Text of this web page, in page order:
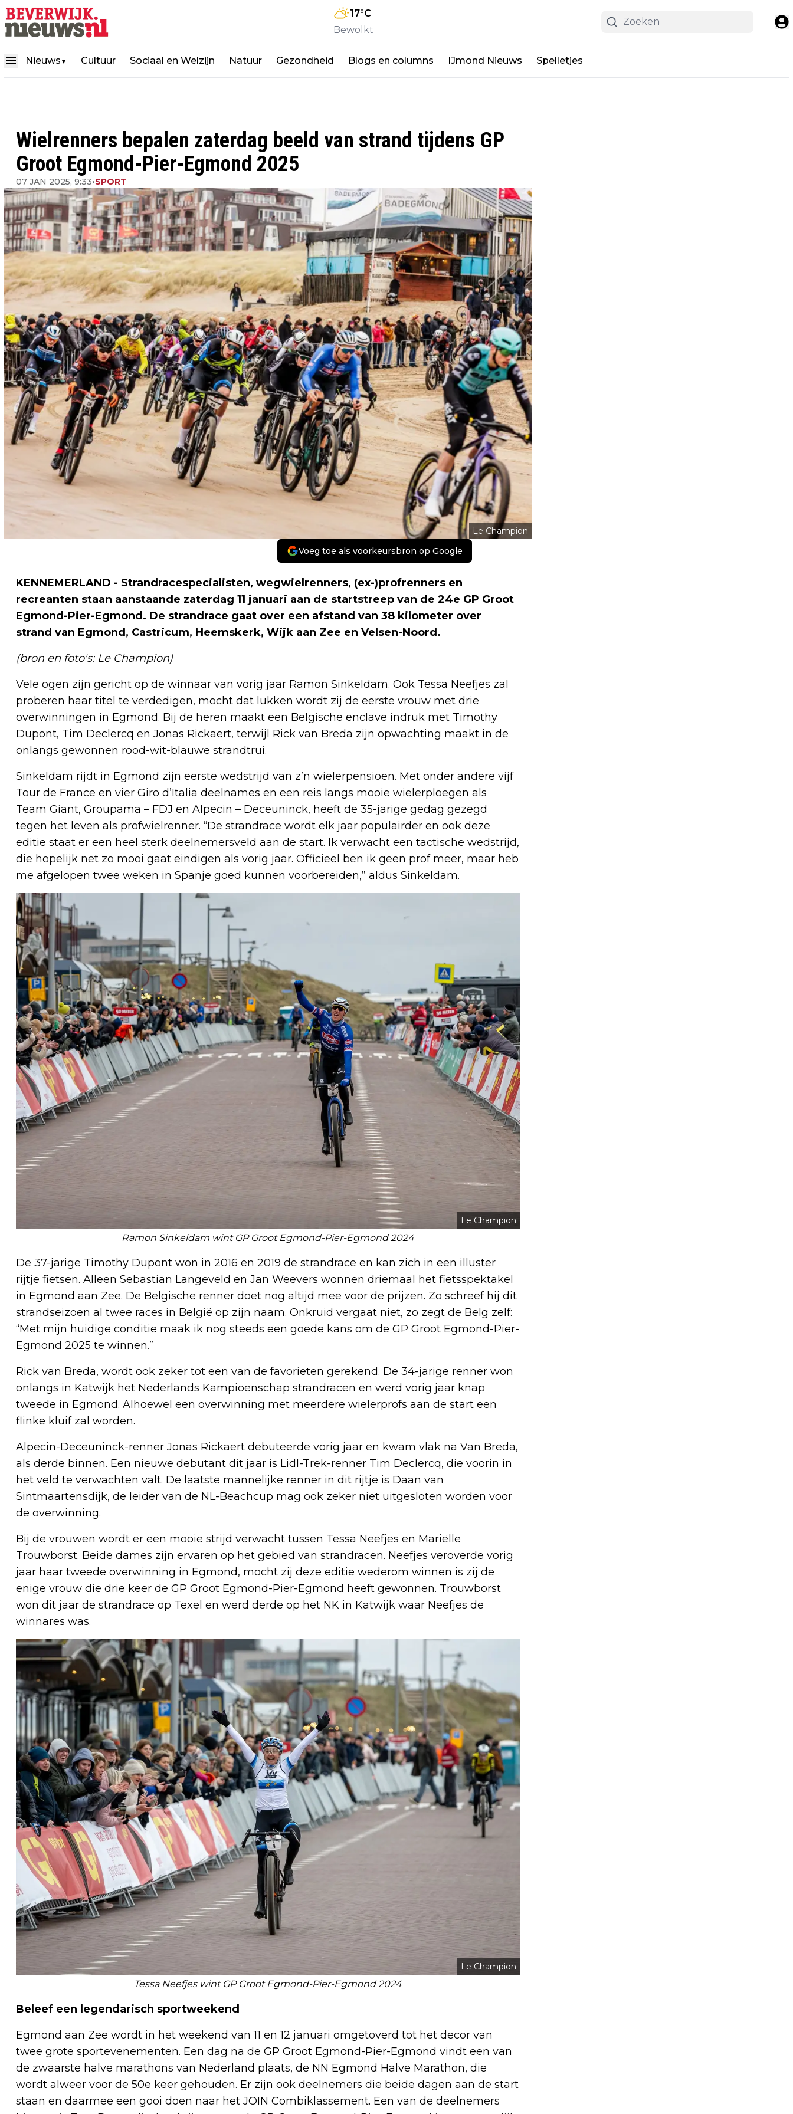
17°C
Bewolkt
Nieuws ▼ Cultuur Sociaal en Welzijn Natuur Gezondheid Blogs en columns IJmond Nieuws Spelletjes
Wielrenners bepalen zaterdag beeld van strand tijdens GP
Groot Egmond-Pier-Egmond 2025
07 JAN 2025, 9:33•SPORT
Le Champion
Voeg toe als voorkeursbron op Google
KENNEMERLAND - Strandracespecialisten, wegwielrenners, (ex-)profrenners en
recreanten staan aanstaande zaterdag 11 januari aan de startstreep van de 24e GP Groot
Egmond-Pier-Egmond. De strandrace gaat over een afstand van 38 kilometer over
strand van Egmond, Castricum, Heemskerk, Wijk aan Zee en Velsen-Noord.
(bron en foto's: Le Champion)
Vele ogen zijn gericht op de winnaar van vorig jaar Ramon Sinkeldam. Ook Tessa Neefjes zal
proberen haar titel te verdedigen, mocht dat lukken wordt zij de eerste vrouw met drie
overwinningen in Egmond. Bij de heren maakt een Belgische enclave indruk met Timothy
Dupont, Tim Declercq en Jonas Rickaert, terwijl Rick van Breda zijn opwachting maakt in de
onlangs gewonnen rood-wit-blauwe strandtrui.
Sinkeldam rijdt in Egmond zijn eerste wedstrijd van z’n wielerpensioen. Met onder andere vijf
Tour de France en vier Giro d’Italia deelnames en een reis langs mooie wielerploegen als
Team Giant, Groupama – FDJ en Alpecin – Deceuninck, heeft de 35-jarige gedag gezegd
tegen het leven als profwielrenner. “De strandrace wordt elk jaar populairder en ook deze
editie staat er een heel sterk deelnemersveld aan de start. Ik verwacht een tactische wedstrijd,
die hopelijk net zo mooi gaat eindigen als vorig jaar. Officieel ben ik geen prof meer, maar heb
me afgelopen twee weken in Spanje goed kunnen voorbereiden,” aldus Sinkeldam.
Le Champion
Ramon Sinkeldam wint GP Groot Egmond-Pier-Egmond 2024
De 37-jarige Timothy Dupont won in 2016 en 2019 de strandrace en kan zich in een illuster
rijtje fietsen. Alleen Sebastian Langeveld en Jan Weevers wonnen driemaal het fietsspektakel
in Egmond aan Zee. De Belgische renner doet nog altijd mee voor de prijzen. Zo schreef hij dit
strandseizoen al twee races in België op zijn naam. Onkruid vergaat niet, zo zegt de Belg zelf:
“Met mijn huidige conditie maak ik nog steeds een goede kans om de GP Groot Egmond-Pier-
Egmond 2025 te winnen.”
Rick van Breda, wordt ook zeker tot een van de favorieten gerekend. De 34-jarige renner won
onlangs in Katwijk het Nederlands Kampioenschap strandracen en werd vorig jaar knap
tweede in Egmond. Alhoewel een overwinning met meerdere wielerprofs aan de start een
flinke kluif zal worden.
Alpecin-Deceuninck-renner Jonas Rickaert debuteerde vorig jaar en kwam vlak na Van Breda,
als derde binnen. Een nieuwe debutant dit jaar is Lidl-Trek-renner Tim Declercq, die voorin in
het veld te verwachten valt. De laatste mannelijke renner in dit rijtje is Daan van
Sintmaartensdijk, de leider van de NL-Beachcup mag ook zeker niet uitgesloten worden voor
de overwinning.
Bij de vrouwen wordt er een mooie strijd verwacht tussen Tessa Neefjes en Mariëlle
Trouwborst. Beide dames zijn ervaren op het gebied van strandracen. Neefjes veroverde vorig
jaar haar tweede overwinning in Egmond, mocht zij deze editie wederom winnen is zij de
enige vrouw die drie keer de GP Groot Egmond-Pier-Egmond heeft gewonnen. Trouwborst
won dit jaar de strandrace op Texel en werd derde op het NK in Katwijk waar Neefjes de
winnares was.
Le Champion
Tessa Neefjes wint GP Groot Egmond-Pier-Egmond 2024
Beleef een legendarisch sportweekend
Egmond aan Zee wordt in het weekend van 11 en 12 januari omgetoverd tot het decor van
twee grote sportevenementen. Een dag na de GP Groot Egmond-Pier-Egmond vindt een van
de zwaarste halve marathons van Nederland plaats, de NN Egmond Halve Marathon, die
wordt alweer voor de 50e keer gehouden. Er zijn ook deelnemers die beide dagen aan de start
staan en daarmee een gooi doen naar het JOIN Combiklassement. Een van de deelnemers